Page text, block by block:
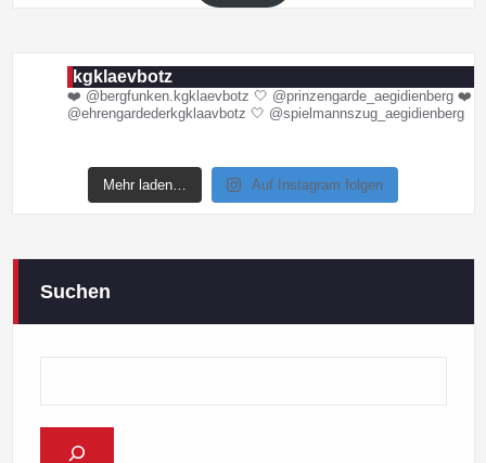
kgklaevbotz
❤️ @bergfunken.kgklaevbotz 🤍 @prinzengarde_aegidienberg ❤️
@ehrengardederkgklaavbotz 🤍 @spielmannszug_aegidienberg
Mehr laden… Auf Instagram folgen
Suchen